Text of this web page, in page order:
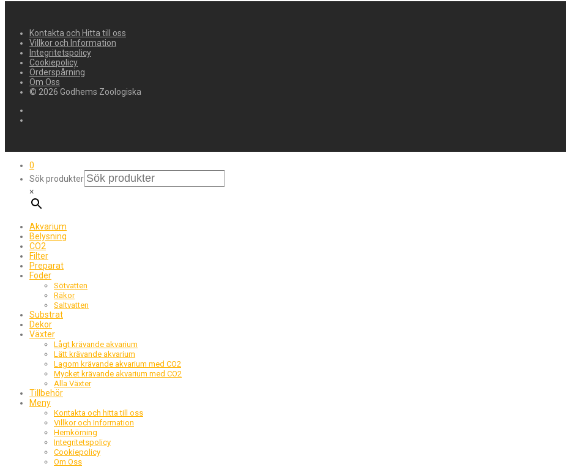
Kontakta och Hitta till oss
Villkor och Information
Integritetspolicy
Cookiepolicy
Orderspårning
Om Oss
© 2026 Godhems Zoologiska
0
Sök produkter
×
Akvarium
Belysning
CO2
Filter
Preparat
Foder
Sötvatten
Räkor
Saltvatten
Substrat
Dekor
Växter
Lågt krävande akvarium
Lätt krävande akvarium
Lagom krävande akvarium med CO2
Mycket krävande akvarium med CO2
Alla Växter
Tillbehör
Meny
Kontakta och hitta till oss
Villkor och Information
Hemkörning
Integritetspolicy
Cookiepolicy
Om Oss